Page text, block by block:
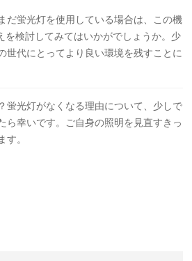
だ蛍光灯を使用している場合は、この機
を検討してみてはいかがでしょうか。少
世代にとってより良い環境を残すことに
蛍光灯がなくなる理由について、少しで
ら幸いです。ご自身の照明を見直すきっ
。